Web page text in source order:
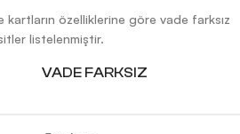
kartların özelliklerine göre vade farksız
listelenmiştir.
VADE FARKSIZ